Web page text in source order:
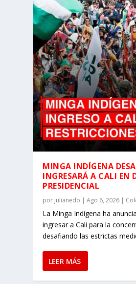
MINGA INDÍGENA
INGRESARÁ A CALI EN
PRESIDENCIAL
por julianedo |Ago 6, 2026 |
La Minga Indígena ha
ingresar a Cali para la
desafiando las estrictas
LEER MÁS